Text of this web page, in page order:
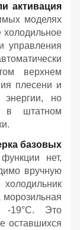
активация
моделях
холодильное
управления
верхнем
плесени и
энергии, но
в штатном
базовых
нет,
вручную
морозильная
19°C. Это
оставшихся